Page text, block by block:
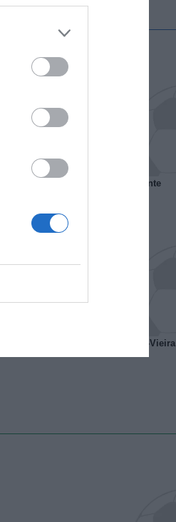
Francia, il Marsiglia senza presidente
A gennaio ipotesi scambio Davids-Vieira